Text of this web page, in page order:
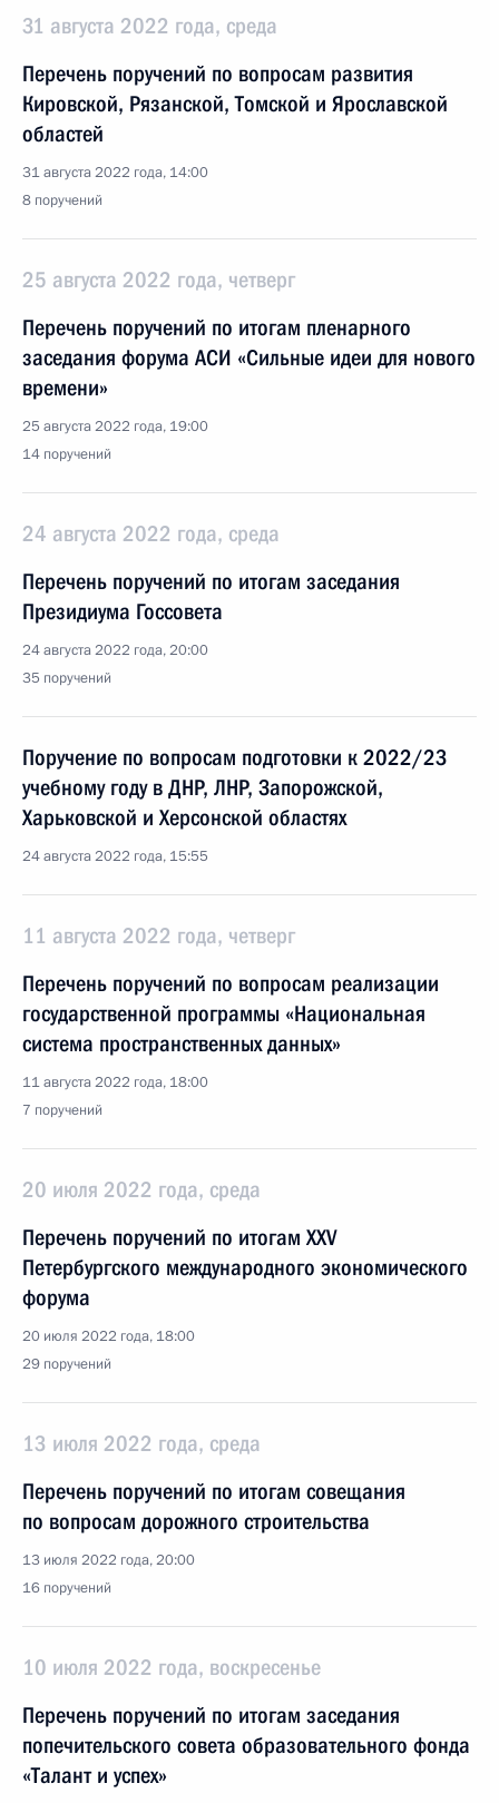
31 августа 2022 года, среда
Перечень поручений по вопросам развития
Кировской, Рязанской, Томской и Ярославской
областей
31 августа 2022 года, 14:00
8 поручений
25 августа 2022 года, четверг
Перечень поручений по итогам пленарного
заседания форума АСИ «Сильные идеи для нового
времени»
25 августа 2022 года, 19:00
14 поручений
24 августа 2022 года, среда
Перечень поручений по итогам заседания
Президиума Госсовета
24 августа 2022 года, 20:00
35 поручений
Поручение по вопросам подготовки к 2022/23
учебному году в ДНР, ЛНР, Запорожской,
Харьковской и Херсонской областях
24 августа 2022 года, 15:55
11 августа 2022 года, четверг
Перечень поручений по вопросам реализации
государственной программы «Национальная
система пространственных данных»
11 августа 2022 года, 18:00
7 поручений
20 июля 2022 года, среда
Перечень поручений по итогам XXV
Петербургского международного экономического
форума
20 июля 2022 года, 18:00
29 поручений
13 июля 2022 года, среда
Перечень поручений по итогам совещания
по вопросам дорожного строительства
13 июля 2022 года, 20:00
16 поручений
10 июля 2022 года, воскресенье
Перечень поручений по итогам заседания
попечительского совета образовательного фонда
«Талант и успех»